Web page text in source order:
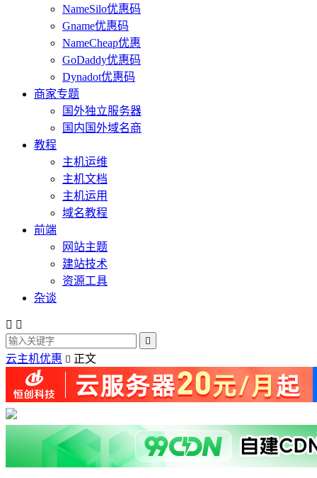
NameSilo优惠码
Gname优惠码
NameCheap优惠
GoDaddy优惠码
Dynadot优惠码
商家专题
国外独立服务器
国内国外域名商
教程
主机运维
主机文档
主机运用
域名教程
前端
网站主题
建站技术
资源工具
杂谈
 

云主机优惠  正文